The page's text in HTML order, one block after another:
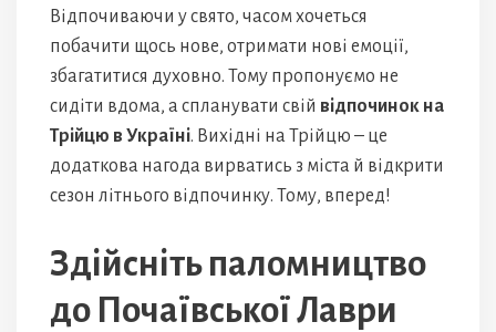
Відпочиваючи у свято, часом хочеться
побачити щось нове, отримати нові емоції,
збагатитися духовно. Тому пропонуємо не
сидіти вдома, а спланувати свій відпочинок на
Трійцю в Україні. Вихідні на Трійцю – це
додаткова нагода вирватись з міста й відкрити
сезон літнього відпочинку. Тому, вперед!
Здійсніть паломництво
до Почаївської Лаври